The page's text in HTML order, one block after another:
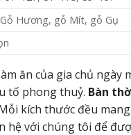
Hương, gỗ Mít, gỗ Gụ
ăn của gia chủ
tố phong thuỷ. Bàn
Mỗi kích thước đều
hệ với chúng tôi để